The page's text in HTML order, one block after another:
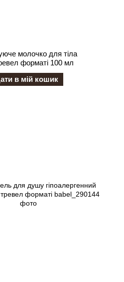
молочко для тіла
форматі 100 мл
в мій кошик